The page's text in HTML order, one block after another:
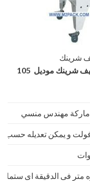
شرينك
شرينك
موديل 105
متر فى الدقيقة اى